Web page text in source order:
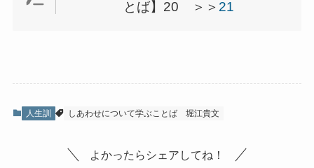
とば】20 ＞＞ 21
人生訓 しあわせについて学ぶことば 堀江貴文
よかったらシェアしてね！